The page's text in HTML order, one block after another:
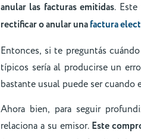
anular las facturas emitidas.
rectificar o anular unafactura
Entonces, si te preguntás
típicos sería al producirse un
bastante usual puede ser cuando
Ahora bien, para seguir
relaciona a su emisor. Este